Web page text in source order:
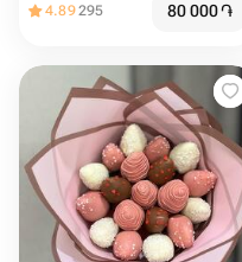
4.89295 80 000֏